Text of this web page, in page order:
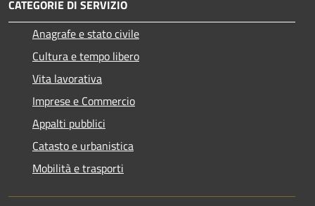
CATEGORIE DI SERVIZIO
Anagrafe e stato civile
Cultura e tempo libero
Vita lavorativa
Imprese e Commercio
Appalti pubblici
Catasto e urbanistica
Mobilità e trasporti